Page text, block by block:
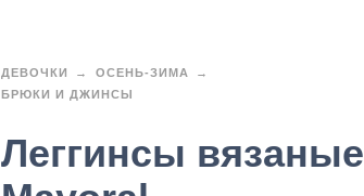
ДЕВОЧКИ
ОСЕНЬ-ЗИМА
БРЮКИ И ДЖИНСЫ
Леггинсы вязаные